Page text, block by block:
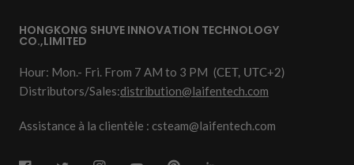
HONGKONG SHUYE INNOVATION TECHNOLOGY
CO.,LIMITED
Hour: Mon.- Fri. From 7 AM to 3 PM (CET, UTC+2)
Distributors/Sales:distribution@laifentech.com
Assistance à la clientèle : csteam@laifentech.com